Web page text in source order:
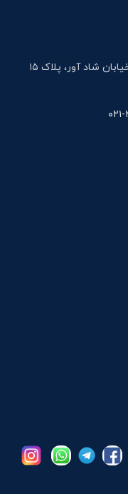
آدرس دفتر: خیابان مقدس اردبیلی، نبش خیابان شاد آور، پلاک ۱۵